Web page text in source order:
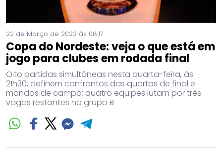
22 de Março de 2023 às 08:17
Copa do Nordeste: veja o que está em
jogo para clubes em rodada final
Oito partidas simultâneas nesta quarta-feira, às
21h30, definem confrontos das quartas de final e
mandos de campo; quatro equipes lutam por três
vagas restantes no grupo B